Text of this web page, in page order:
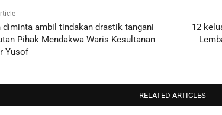
diminta ambil tindakan drastik tangani
Pihak Mendakwa Waris Kesultanan
Yusof
12
RELATED ARTICLES